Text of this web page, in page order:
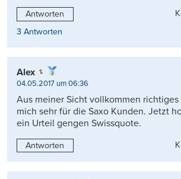
Antworten
3 Antworten
Alex
04.05.2017 um 06:36
Aus meiner Sicht vollkommen
mich sehr für die Saxo Kunden. Jetzt
ein Urteil gengen Swissquote.
Antworten